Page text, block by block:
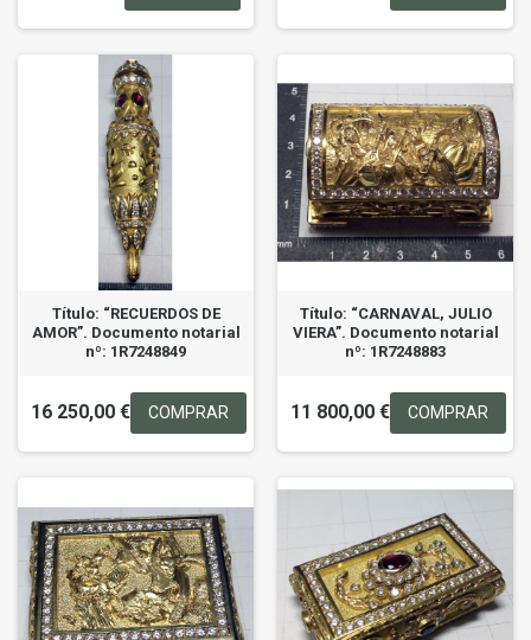
Título: “RECUERDOS DE
AMOR”. Documento notarial
nº: 1R7248849
16 250,00 € COMPRAR
Título: “CARNAVAL, JULIO
VIERA”. Documento notarial
nº: 1R7248883
11 800,00 € COMPRAR